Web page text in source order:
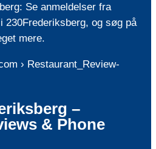
Se anmeldelser fra
230Frederiksberg, og søg på
mere.
› Restaurant_Review-
–
& Phone